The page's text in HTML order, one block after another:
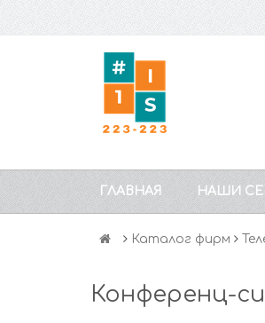
ГЛАВНАЯ НАШИ
Каталог фирм
Конференц-